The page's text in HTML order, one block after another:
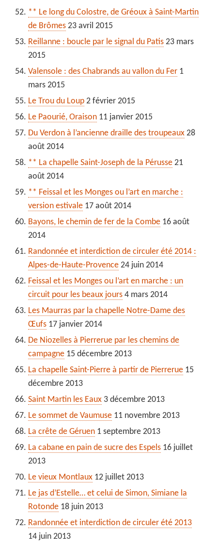
** Le long du Colostre, de Gréoux à Saint-Martin
de Brômes 23 avril 2015
Reillanne : boucle par le signal du Patis 23 mars
2015
Valensole : des Chabrands au vallon du Fer 1
mars 2015
Le Trou du Loup 2 février 2015
Le Paourié, Oraison 11 janvier 2015
Du Verdon à l’ancienne draille des troupeaux 28
août 2014
** La chapelle Saint-Joseph de la Pérusse 21
août 2014
** Feissal et les Monges ou l’art en marche :
version estivale 17 août 2014
Bayons, le chemin de fer de la Combe 16 août
2014
Randonnée et interdiction de circuler été 2014 :
Alpes-de-Haute-Provence 24 juin 2014
Feissal et les Monges ou l’art en marche : un
circuit pour les beaux jours 4 mars 2014
Les Maurras par la chapelle Notre-Dame des
Œufs 17 janvier 2014
De Niozelles à Pierrerue par les chemins de
campagne 15 décembre 2013
La chapelle Saint-Pierre à partir de Pierrerue 15
décembre 2013
Saint Martin les Eaux 3 décembre 2013
Le sommet de Vaumuse 11 novembre 2013
La crête de Géruen 1 septembre 2013
La cabane en pain de sucre des Espels 16 juillet
2013
Le vieux Montlaux 12 juillet 2013
Le jas d’Estelle… et celui de Simon, Simiane la
Rotonde 18 juin 2013
Randonnée et interdiction de circuler été 2013
14 juin 2013